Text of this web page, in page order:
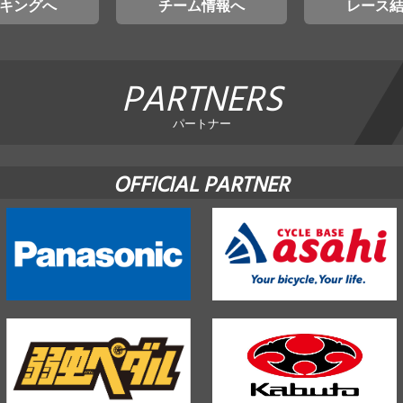
ングへ チーム情報へ レース
PARTNERS
パートナー
OFFICIAL PARTNER